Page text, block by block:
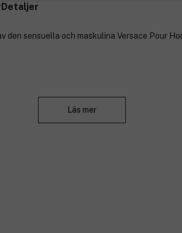
Detaljer
den sensuella och maskulina Versace Pour
bergamott, centifoliaros.
cederträ, geranium.
tonkaböna.
Läs mer